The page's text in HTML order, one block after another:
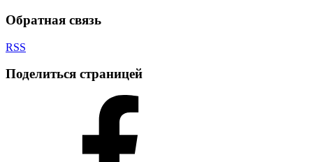
Обратная связь
RSS
Поделиться страницей